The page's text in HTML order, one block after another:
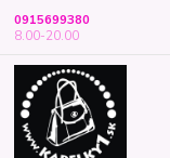
0915699380
8.00-20.00